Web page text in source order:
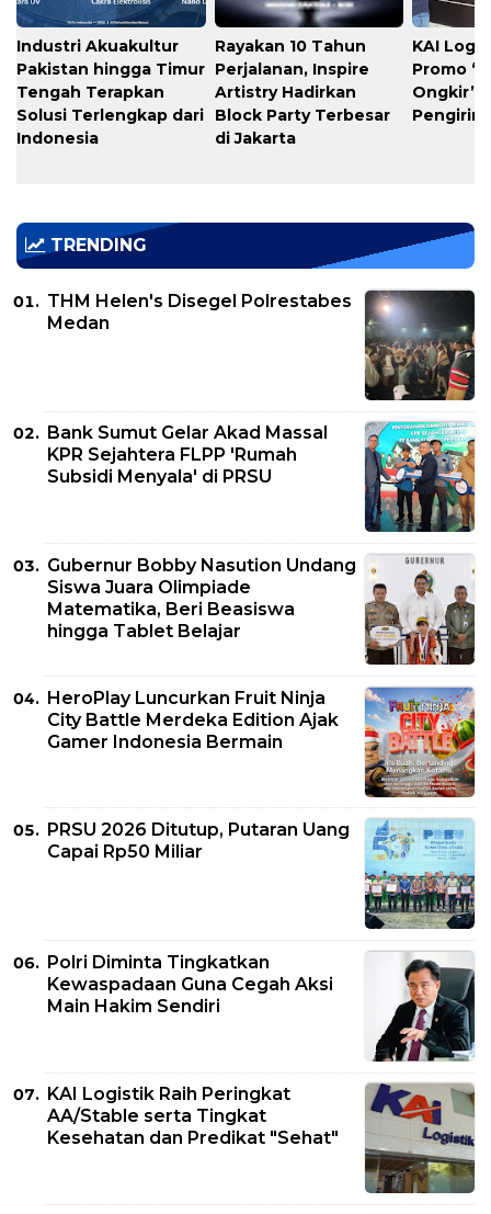
Industri Akuakultur
Pakistan hingga Timur
Tengah Terapkan
Solusi Terlengkap dari
Indonesia
Rayakan 10 Tahun
Perjalanan, Inspire
Artistry Hadirkan
Block Party Terbesar
di Jakarta
KAI
Promo
Ongkir”
TRENDING
THM Helen's Disegel Polrestabes
Medan
Bank Sumut Gelar Akad Massal
KPR Sejahtera FLPP 'Rumah
Subsidi Menyala' di PRSU
Gubernur Bobby Nasution Undang
Siswa Juara Olimpiade
Matematika, Beri Beasiswa
hingga Tablet Belajar
HeroPlay Luncurkan Fruit Ninja
City Battle Merdeka Edition Ajak
Gamer Indonesia Bermain
PRSU 2026 Ditutup, Putaran Uang
Capai Rp50 Miliar
Polri Diminta Tingkatkan
Kewaspadaan Guna Cegah Aksi
Main Hakim Sendiri
KAI Logistik Raih Peringkat
AA/Stable serta Tingkat
Kesehatan dan Predikat "Sehat"